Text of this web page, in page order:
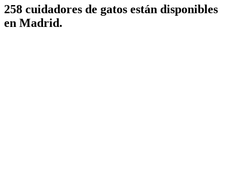
258 cuidadores de gatos están disponibles
en Madrid.